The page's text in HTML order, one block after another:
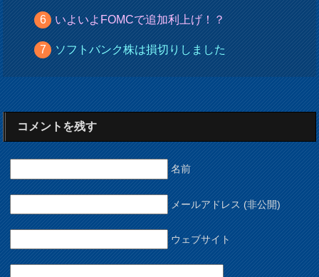
いよいよFOMCで追加利上げ！？
ソフトバンク株は損切りしました
コメントを残す
名前
メールアドレス (非公開)
ウェブサイト